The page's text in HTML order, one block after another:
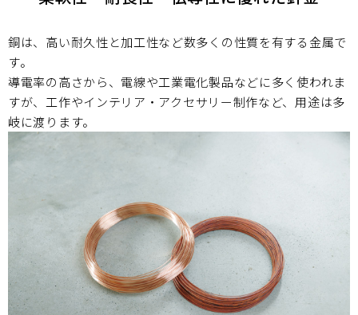
銅は、高い耐久性と加工性など数多くの性質を有する金属で
す。
導電率の高さから、電線や工業電化製品などに多く使われま
すが、 工作やインテリア・アクセサリー制作など、用途は多
岐に渡ります。